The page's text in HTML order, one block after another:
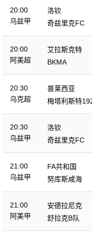
20:00
乌兹甲
洛钦
奇兹里克FC
20:00
阿美超
艾拉斯克特
BKMA
20:30
乌克超
普莱西亚
梅塔利斯特
20:30
乌兹甲
洛钦
奇兹里克FC
21:00
乌兹甲
FA共和国
努库斯咸海
21:00
阿美甲
安德拉尼克
舒拉克B队